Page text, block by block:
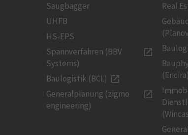
Saugbagger
UHFB
HS-EPS
Spannverfahren (BBV
Systems)
Baulogistik (BCL)
Generalplanung (zigmo
engineering)
Real
(Encira)